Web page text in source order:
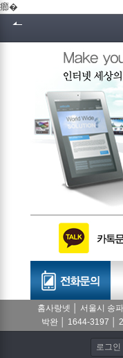
癤�
홈사랑넷 │ 서울시 송
박완 │ 1644-3197 │
로그인